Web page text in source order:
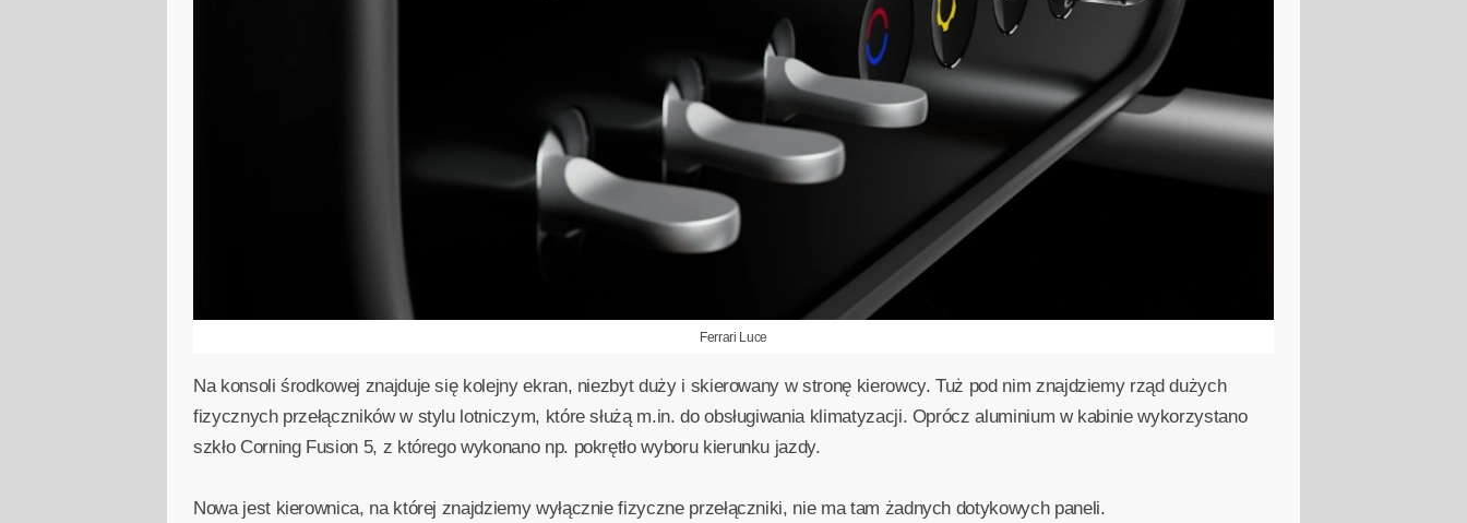
Ferrari Luce
Na konsoli środkowej znajduje się kolejny ekran, niezbyt duży i skierowany w stronę kierowcy. Tuż pod nim znajdziemy rząd dużych
fizycznych przełączników w stylu lotniczym, które służą m.in. do obsługiwania klimatyzacji. Oprócz aluminium w kabinie wykorzystano
szkło Corning Fusion 5, z którego wykonano np. pokrętło wyboru kierunku jazdy.
Nowa jest kierownica, na której znajdziemy wyłącznie fizyczne przełączniki, nie ma tam żadnych dotykowych paneli.